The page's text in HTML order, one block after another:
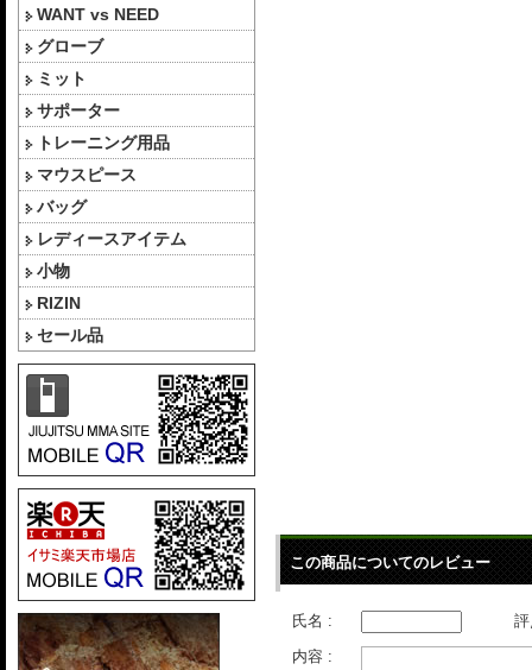
WANT vs NEED
グローブ
ミット
サポーター
トレーニング用品
マウスピース
バッグ
レディースアイテム
小物
RIZIN
セール品
この商品についてのレビュー
氏名 :
内容 :